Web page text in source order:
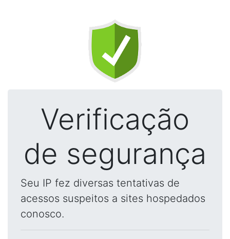
Verificação
de segurança
Seu IP fez diversas tentativas de
acessos suspeitos a sites hospedados
conosco.